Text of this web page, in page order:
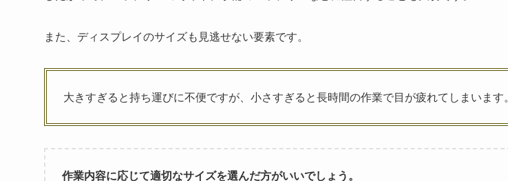
また、ディスプレイのサイズも見逃せない要素です。
大きすぎると持ち運びに不便ですが、小さすぎると長時間の作業で目が疲れてしまいます。
作業内容に応じて適切なサイズを選んだ方がいいでしょう。